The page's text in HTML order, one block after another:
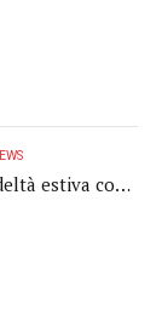
estiva con